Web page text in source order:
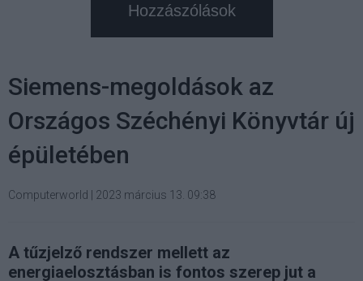
Hozzászólások
Siemens-megoldások az
Országos Széchényi Könyvtár új
épületében
Computerworld 2023 március 13. 09:38
A tűzjelző rendszer mellett az
energiaelosztásban is fontos szerep jut a